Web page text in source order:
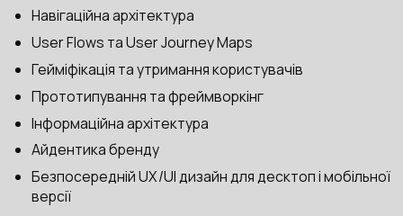
Навігаційна архітектура
User Flows та User Journey Maps
Гейміфікація та утримання користувачів
Прототипування та фреймворкінг
Інформаційна архітектура
Айдентика бренду
Безпосередній UX/UI дизайн для десктоп і мобільної
версії